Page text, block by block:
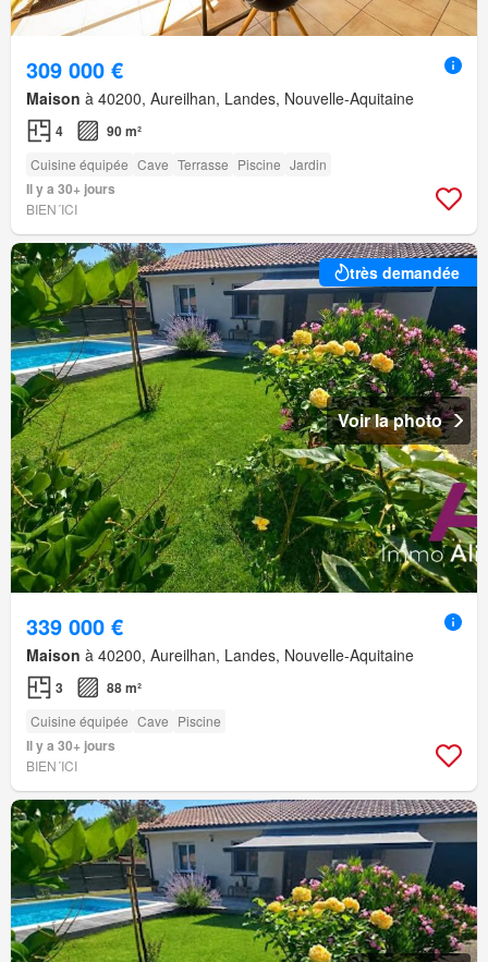
309 000 €
Maison à 40200, Aureilhan, Landes, Nouvelle-Aquitaine
4 90 m²
Cuisine équipée Cave Terrasse Piscine Jardin
Il y a 30+ jours
BIEN´ICI
très demandée
Voir la photo
339 000 €
Maison à 40200, Aureilhan, Landes, Nouvelle-Aquitaine
3 88 m²
Cuisine équipée Cave Piscine
Il y a 30+ jours
BIEN´ICI